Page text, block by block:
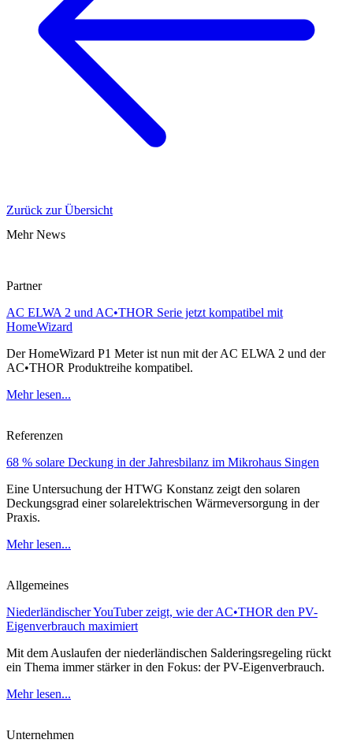
Zurück zur Übersicht
Mehr News
Partner
AC ELWA 2 und AC•THOR Serie jetzt kompatibel mit
HomeWizard
Der HomeWizard P1 Meter ist nun mit der AC ELWA 2 und der
AC•THOR Produktreihe kompatibel.
Mehr lesen...
Referenzen
68 % solare Deckung in der Jahresbilanz im Mikrohaus Singen
Eine Untersuchung der HTWG Konstanz zeigt den solaren
Deckungsgrad einer solarelektrischen Wärmeversorgung in der
Praxis.
Mehr lesen...
Allgemeines
Niederländischer YouTuber zeigt, wie der AC•THOR den PV-
Eigenverbrauch maximiert
Mit dem Auslaufen der niederländischen Salderingsregeling rückt
ein Thema immer stärker in den Fokus: der PV-Eigenverbrauch.
Mehr lesen...
Unternehmen